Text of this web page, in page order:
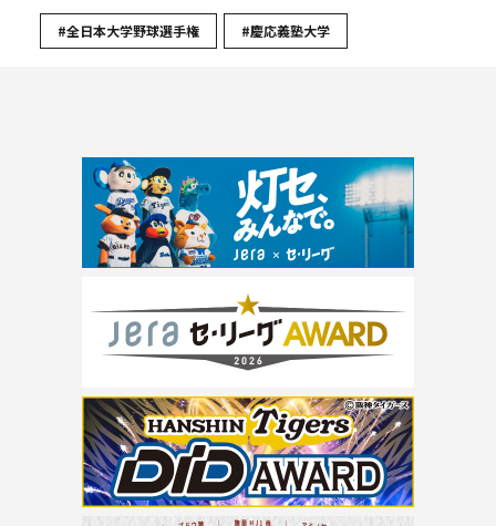
#全日本大学野球選手権 #慶応義塾大学